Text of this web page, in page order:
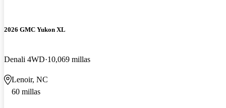
2026 GMC Yukon XL
Denali 4WD 10,069 millas
Lenoir, NC
60 millas